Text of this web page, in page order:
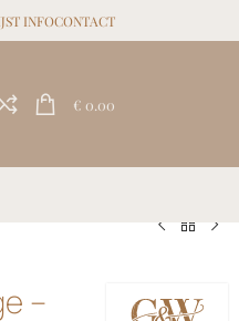
INFOCONTACT
€ 0.00
–